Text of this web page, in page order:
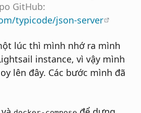
GitHub:
typicode/json-server
lúc thì mình nhớ ra mình
instance, vì vậy mình
lên đây. Các bước mình đã